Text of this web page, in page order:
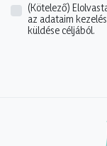
(Kötelező)
az adataim
küldése céljából.